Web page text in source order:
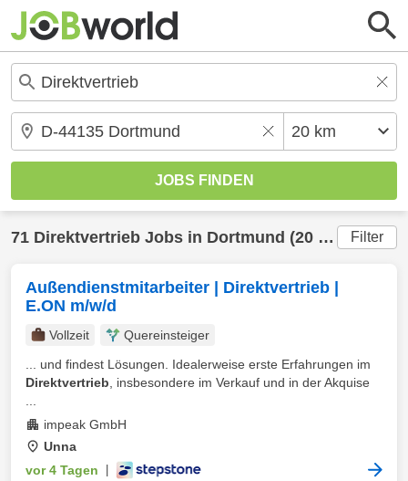
71 Direktvertrieb Jobs in Dortmund (20 km) gefunden Filter
Außendienstmitarbeiter | Direktvertrieb |
E.ON m/w/d
Vollzeit
Quereinsteiger
... und findest Lösungen. Idealerweise erste Erfahrungen im
Direktvertrieb , insbesondere im Verkauf und in der Akquise
impeak GmbH
Unna
vor 4 Tagen